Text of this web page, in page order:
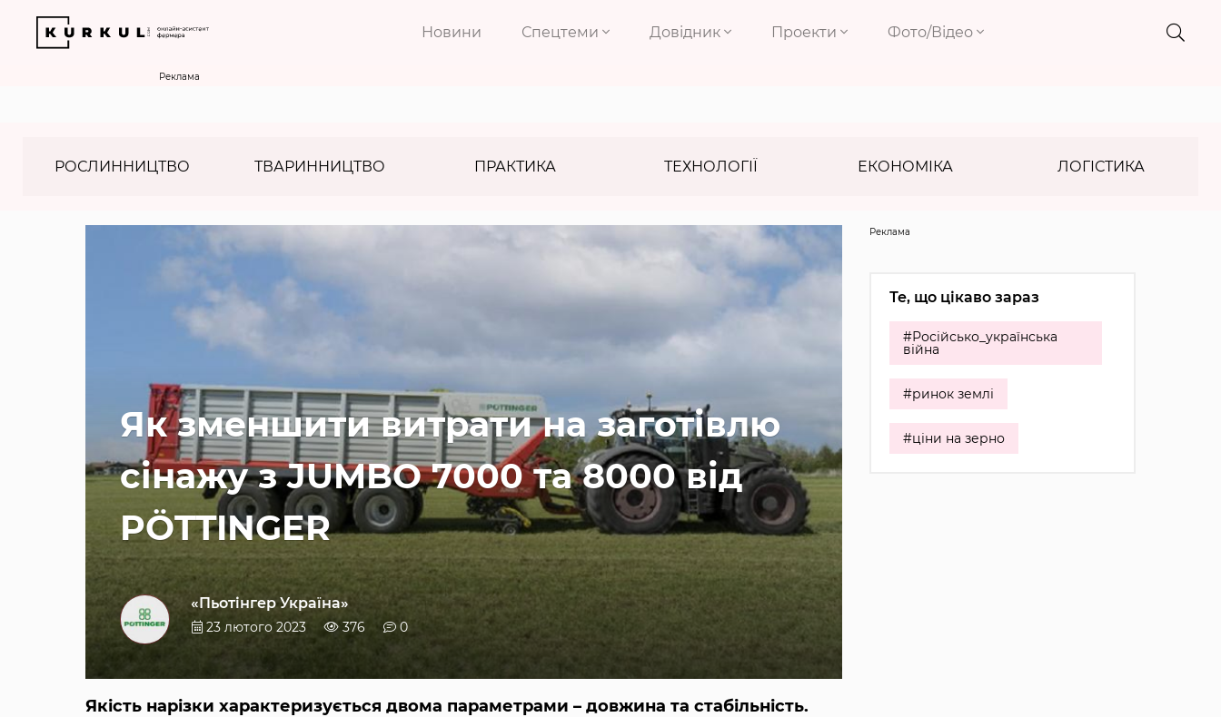
Новини Спецтеми Довідник Проекти Фото/Відео
Реклама
РОСЛИННИЦТВО ТВАРИННИЦТВО ПРАКТИКА ТЕХНОЛОГІЇ ЕКОНОМІКА ЛОГІСТИКА
Як зменшити витрати на заготівлю
сінажу з JUMBO 7000 та 8000 від
PÖTTINGER
«Пьотінгер Україна»
23 лютого 2023 376 0
Якість нарізки характеризується двома параметрами – довжина та стабільність.
Реклама
Те, що цікаво зараз
#Російсько_українська
війна
#ринок землі
#ціни на зерно